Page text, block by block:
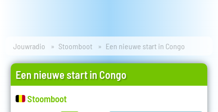
Jouwradio Stoomboot Een nieuwe start in Congo
Een nieuwe start in Congo
Stoomboot